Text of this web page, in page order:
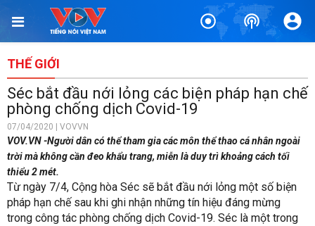
THẾ GIỚI
Séc bắt đầu nới lỏng các biện pháp hạn chế
phòng chống dịch Covid-19
07/04/2020 | VOVVN
VOV.VN -Người dân có thể tham gia các môn thể thao cá nhân ngoài
trời mà không cần đeo khẩu trang, miễn là duy trì khoảng cách tối
thiểu 2 mét.
Từ ngày 7/4, Cộng hòa Séc sẽ bắt đầu nới lỏng một số biện
pháp hạn chế sau khi ghi nhận những tín hiệu đáng mừng
trong công tác phòng chống dịch Covid-19. Séc là một trong